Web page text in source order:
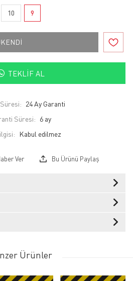
10 9
TEKLIF AL
24 Ay Garanti
Süresi: 6 ay
Ver Bu Ürünü Paylaş
Ürünler